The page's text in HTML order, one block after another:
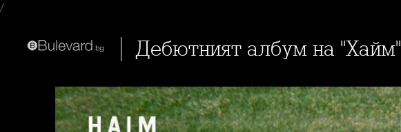
/
Дебютният албум на "Хайм"